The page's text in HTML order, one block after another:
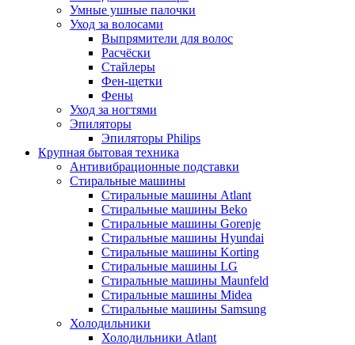
Умные ушные палочки
Уход за волосами
Выпрямители для волос
Расчёски
Стайлеры
Фен-щетки
Фены
Уход за ногтями
Эпиляторы
Эпиляторы Philips
Крупная бытовая техника
Антивибрационные подставки
Стиральные машины
Стиральные машины Atlant
Стиральные машины Beko
Стиральные машины Gorenje
Стиральные машины Hyundai
Стиральные машины Korting
Стиральные машины LG
Стиральные машины Maunfeld
Стиральные машины Midea
Стиральные машины Samsung
Холодильники
Холодильники Atlant